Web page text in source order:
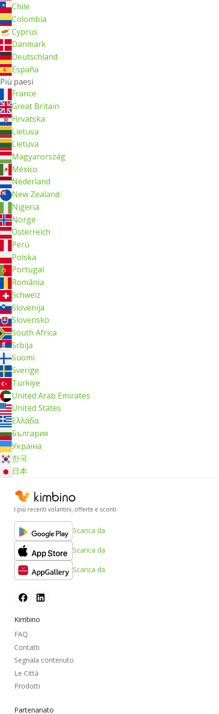
Chile
Colombia
Cyprus
Danmark
Deutschland
España
Più paesi
France
Great Britain
Hrvatska
Lietuva
Lietuva
Magyarország
México
Nederland
New Zealand
Nigeria
Norge
Österreich
Perú
Polska
Portugal
România
Schweiz
Slovenija
Slovensko
South Africa
Srbija
Suomi
Sverige
Türkiye
United Arab Emirates
United States
Ελλάδα
България
Україна
한국
日本
I più recenti volantini, offerte e sconti
Scarica da
Scarica da
Scarica da
Kimbino
FAQ
Contatti
Segnala contenuto
Le Città
Prodotti
Partenariato